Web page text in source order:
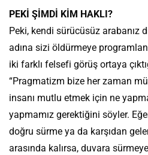
PEKİ ŞİMDİ KİM HAKLI?
Peki, kendi sürücüsüz arabanız
adına sizi öldürmeye
iki farklı felsefi görüş ortaya
“Pragmatizm bize her zaman
insanı mutlu etmek için ne
yapmamız gerektiğini söyler.
doğru sürme ya da karşıdan
arasında kalırsa, duvara